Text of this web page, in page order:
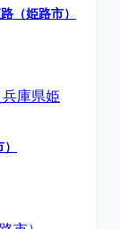
（姫路市）